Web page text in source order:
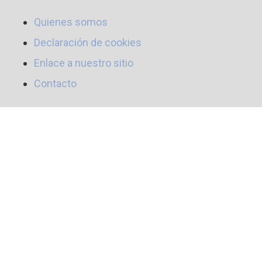
Quienes somos
Declaración de cookies
Enlace a nuestro sitio
Contacto